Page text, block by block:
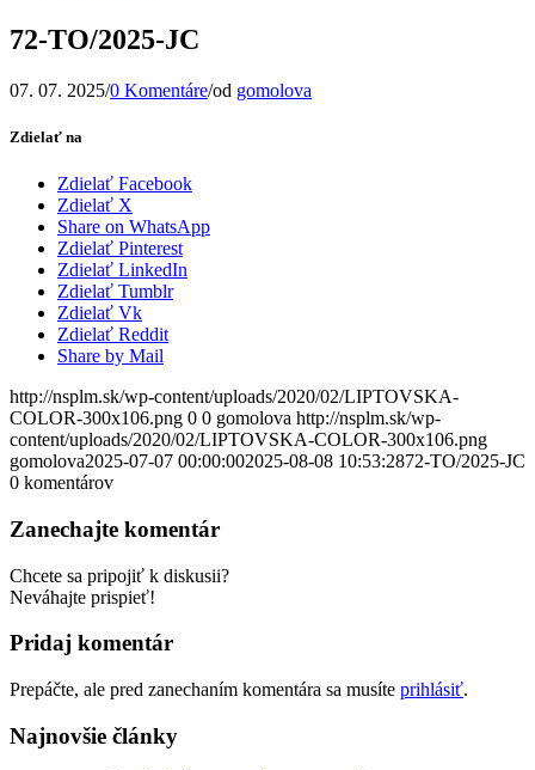
72-TO/2025-JC
07. 07. 2025/0 Komentáre/od gomolova
Zdielať na
Zdielať Facebook
Zdielať X
Share on WhatsApp
Zdielať Pinterest
Zdielať LinkedIn
Zdielať Tumblr
Zdielať Vk
Zdielať Reddit
Share by Mail
http://nsplm.sk/wp-content/uploads/2020/02/LIPTOVSKA-
COLOR-300x106.png 0 0 gomolova http://nsplm.sk/wp-
content/uploads/2020/02/LIPTOVSKA-COLOR-300x106.png
gomolova2025-07-07 00:00:002025-08-08 10:53:2872-TO/2025-JC
0 komentárov
Zanechajte komentár
Chcete sa pripojiť k diskusii?
Neváhajte prispieť!
Pridaj komentár
Prepáčte, ale pred zanechaním komentára sa musíte prihlásiť.
Najnovšie články